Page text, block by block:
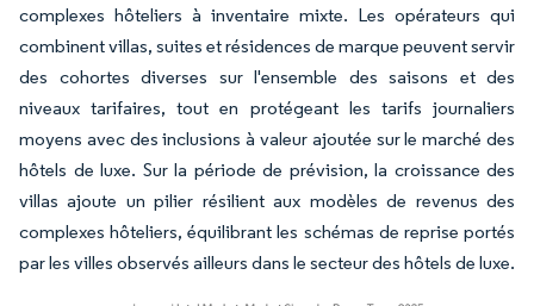
complexes hôteliers à inventaire mixte. Les opérateurs qui
combinent villas, suites et résidences de marque peuvent servir
des cohortes diverses sur l'ensemble des saisons et des
niveaux tarifaires, tout en protégeant les tarifs journaliers
moyens avec des inclusions à valeur ajoutée sur le marché des
hôtels de luxe. Sur la période de prévision, la croissance des
villas ajoute un pilier résilient aux modèles de revenus des
complexes hôteliers, équilibrant les schémas de reprise portés
par les villes observés ailleurs dans le secteur des hôtels de luxe.